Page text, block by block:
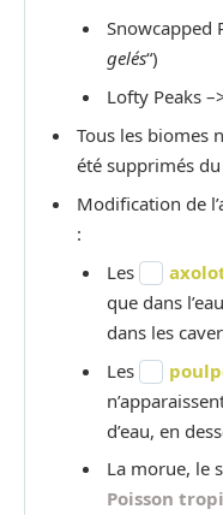
Snowcapped
gelés“)
Lofty Peaks
Tous les biomes
été supprimés
Modification de
:
Les
que dans
dans les
Les
d’eau, en
La morue, le
Poisson